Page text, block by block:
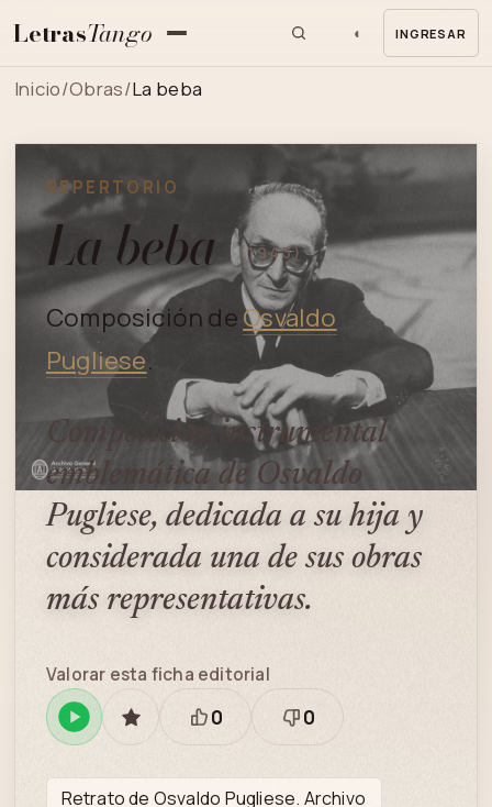
LetrasTango ◐ INGRESAR
Inicio/Obras/La beba
REPERTORIO
La beba (1943)
Composición deOsvaldo
Pugliese.
Composición instrumental
emblemática de Osvaldo
Pugliese, dedicada a su hija y
considerada una de sus obras
más representativas.
Reproducir
Spotify
GUARDAR
Valorar esta ficha editorial
Está
0
Necesita
0
Retrato de Osvaldo Pugliese. Archivo